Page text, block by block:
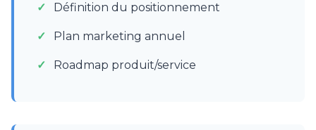
Définition du positionnement
Plan marketing annuel
Roadmap produit/service